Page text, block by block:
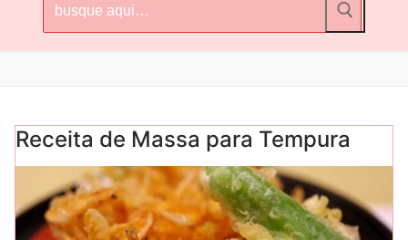
por:
Receita de Massa para Tempura